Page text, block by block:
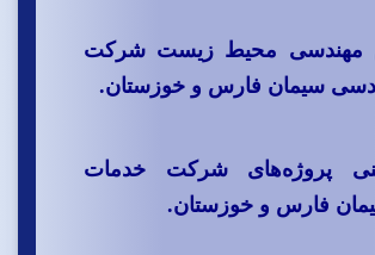
مهندسی محیط زیست شرکت
سیمان فارس و خوزستان.
پروژه‌های شرکت خدمات
فارس و خوزستان.